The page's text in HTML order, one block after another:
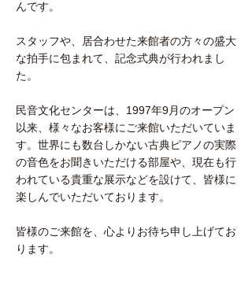
んです。
スタッフや、居合わせた来館者の方々の盛大
な拍手に包まれて、記念式典が行われまし
た。
民音文化センターは、1997年9月のオープン
以来、様々なお客様にご来館いただいていま
す。世界にも数台しかない古典ピアノの実際
の音色をお聞きいただける部屋や、現在も行
われている貴重な展示などを設けて、皆様に
楽しんでいただいております。
皆様のご来館を、心よりお待ち申し上げてお
ります。